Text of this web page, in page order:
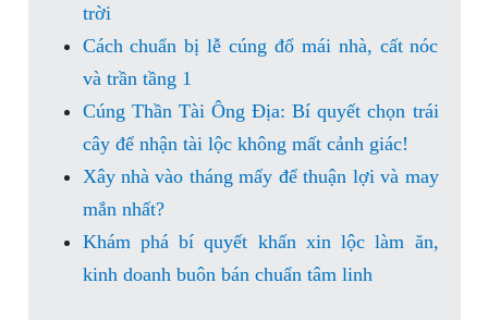
trời
Cách chuẩn bị lễ cúng đổ mái nhà, cất nóc
và trần tầng 1
Cúng Thần Tài Ông Địa: Bí quyết chọn trái
cây để nhận tài lộc không mất cảnh giác!
Xây nhà vào tháng mấy để thuận lợi và may
mắn nhất?
Khám phá bí quyết khấn xin lộc làm ăn,
kinh doanh buôn bán chuẩn tâm linh